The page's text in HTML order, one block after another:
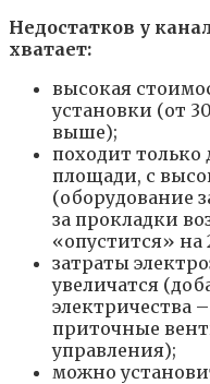
Недостатков у
хватает:
высокая
установки (от
выше);
походит
площади, с
(оборудование
за прокладки
«опустится» на
затраты
увеличатся
приточные
управления);
можно